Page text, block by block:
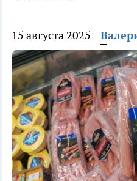
15 августа 2025